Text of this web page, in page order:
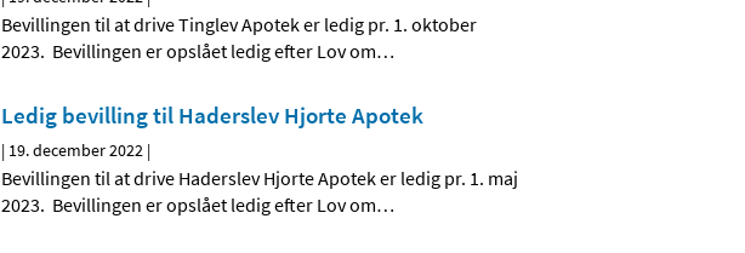
Bevillingen til at drive Tinglev Apotek er ledig pr. 1. oktober
2023. Bevillingen er opslået ledig efter Lov om…
Ledig bevilling til Haderslev Hjorte Apotek
| 19. december 2022 |
Bevillingen til at drive Haderslev Hjorte Apotek er ledig pr. 1. maj
2023. Bevillingen er opslået ledig efter Lov om…